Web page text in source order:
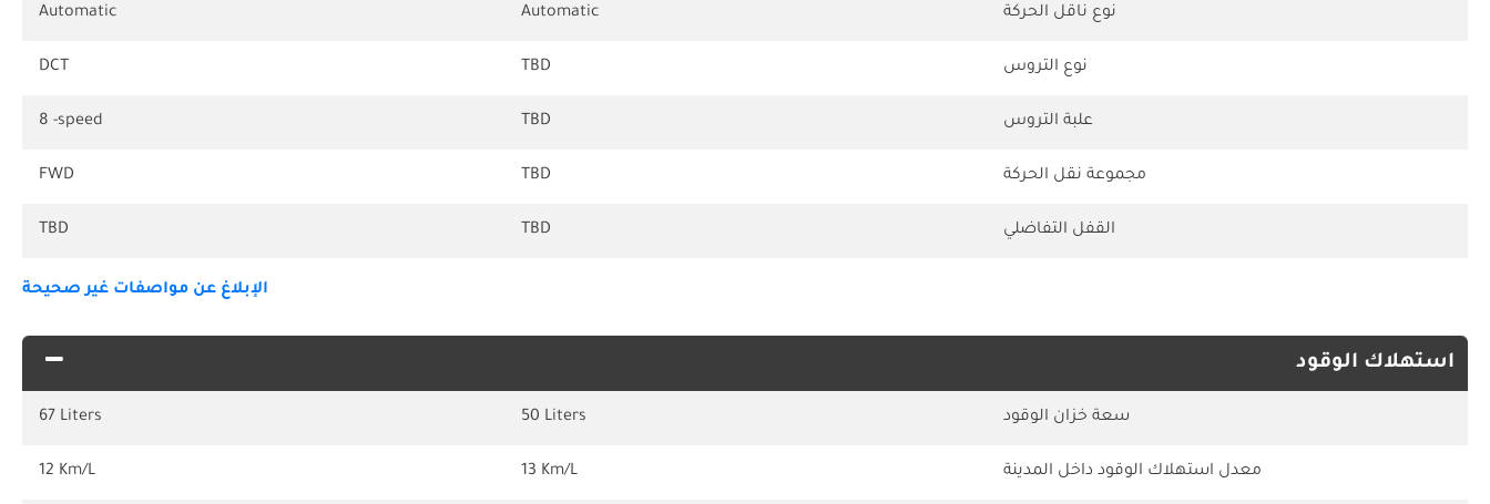
نوع ناقل الحركة Automatic
Automatic
نوع التروس TBD
DCT
علبة التروس TBD
8 -speed
مجموعة نقل الحركة TBD
FWD
القفل التفاضلي TBD
TBD
الإبلاغ عن مواصفات غير صحيحة
استهلاك الوقود
سعة خزان الوقود 50 Liters
67 Liters
معدل استهلاك الوقود داخل المدينة 13 Km/L
12 Km/L